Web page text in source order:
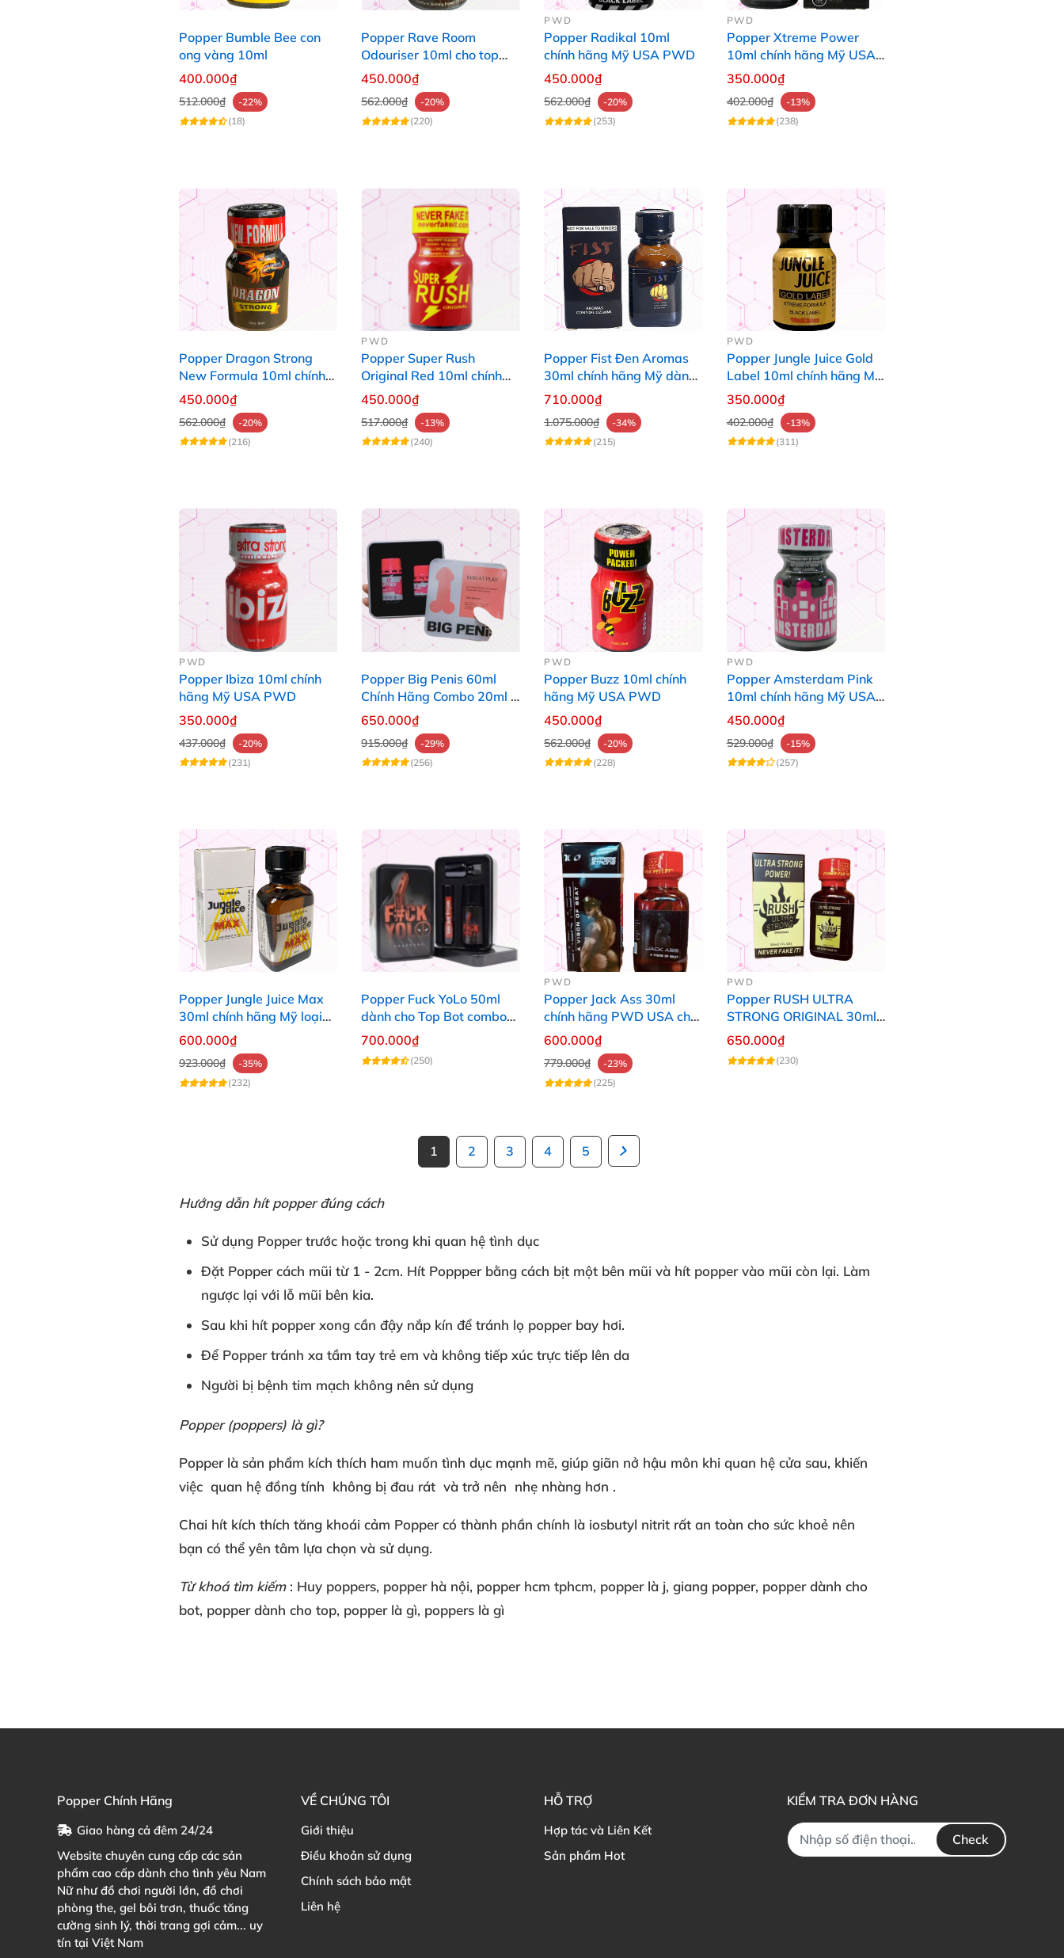
Popper Bumble Bee con
ong vàng 10ml
400.000₫
512.000₫
-22%
(18)
Popper Rave Room
Odouriser 10ml cho top
bot
450.000₫
562.000₫
-20%
(220)
PWD
Popper Radikal 10ml
chính hãng Mỹ USA PWD
450.000₫
562.000₫
-20%
(253)
PWD
Popper Xtreme Power
10ml chính hãng Mỹ USA
PWD
350.000₫
402.000₫
-13%
(238)
Popper Dragon Strong
New Formula 10ml chính
hãng Mỹ dành cho Top Bot
450.000₫
562.000₫
-20%
(216)
PWD
Popper Super Rush
Original Red 10ml chính
hãng Mỹ USA PWD
450.000₫
517.000₫
-13%
(240)
Popper Fist Đen Aromas
30ml chính hãng Mỹ dành
cho Top Bot
710.000₫
1.075.000₫
-34%
(215)
PWD
Popper Jungle Juice Gold
Label 10ml chính hãng Mỹ
USA PWD
350.000₫
402.000₫
-13%
(311)
PWD
Popper Ibiza 10ml chính
hãng Mỹ USA PWD
350.000₫
437.000₫
-20%
(231)
Popper Big Penis 60ml
Chính Hãng Combo 20ml +
40ml Tăng Khoái Cảm Cho
Top & Bot
650.000₫
915.000₫
-29%
(256)
PWD
Popper Buzz 10ml chính
hãng Mỹ USA PWD
450.000₫
562.000₫
-20%
(228)
PWD
Popper Amsterdam Pink
10ml chính hãng Mỹ USA
PWD
450.000₫
529.000₫
-15%
(257)
Popper Jungle Juice Max
30ml chính hãng Mỹ loại
mạnh cho Top Bot
600.000₫
923.000₫
-35%
(232)
Popper Fuck YoLo 50ml
dành cho Top Bot combo
hộp thiếc 40ml + 10ml
700.000₫
(250)
PWD
Popper Jack Ass 30ml
chính hãng PWD USA cho
Top Bot
600.000₫
779.000₫
-23%
(225)
PWD
Popper RUSH ULTRA
STRONG ORIGINAL 30ml
Chính Hãng Mỹ PWD
650.000₫
(230)
1 2 3 4 5
Hướng dẫn hít popper đúng cách
Sử dụng Poppertrước hoặctrong khi quan hệ tình dục
Đặt Poppercách mũi từ1 - 2cm. Hít Poppperbằng cách bịt một bên mũi và hít poppervào mũi còn lại. Làm
ngược lại với lỗ mũi bên kia.
Sau khi hít popper xongcần đậy nắp kín để tránh lọ popper bay hơi.
Để Poppertránh xa tầm tay trẻ em vàkhông tiếp xúctrực tiếp lên da
Người bị bệnh tim mạch không nên sử dụng
Popper (poppers) là gì?
Popper là sản phẩm kích thích ham muốn tình dụcmạnh mẽ, giúpgiãn nở hậu môn khi quan hệ cửa sau, khiến
việc quan hệ đồng tính không bị đau rát và trở nên nhẹ nhàng hơn .
Chai hít kích thích tăng khoái cảm Popper có thành phần chính làiosbutyl nitritrất an toàn cho sức khoẻnên
bạn có thểyên tâm lựa chọn và sử dụng.
Từ khoá tìm kiếm : Huy poppers, popper hà nội, popper hcm tphcm, popper là j, giang popper, popper dành cho
bot, popper dành cho top, popper là gì, poppers là gì
Popper Chính Hãng
Giao hàng cả đêm 24/24
Website chuyên cung cấp các sản
phẩm cao cấp dành cho tình yêu Nam
Nữ như đồ chơi người lớn, đồ chơi
phòng the, gel bôi trơn, thuốc tăng
cường sinh lý, thời trang gợi cảm... uy
tín tại Việt Nam
VỀ CHÚNG TÔI
Giới thiệu
Điều khoản sử dụng
Chính sách bảo mật
Liên hệ
HỖ TRỢ
Hợp tác và Liên Kết
Sản phẩm Hot
KIỂM TRA ĐƠN HÀNG
Check